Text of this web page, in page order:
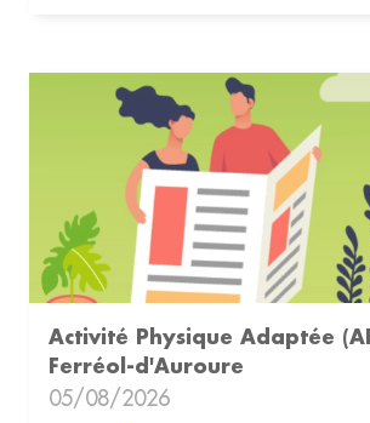
Activité Physique Adaptée
Ferréol-d'Auroure
05/08/2026